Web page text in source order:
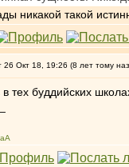
никакой такой
26 Окт 18, 19:26 (8 лет тому
тех буддийских